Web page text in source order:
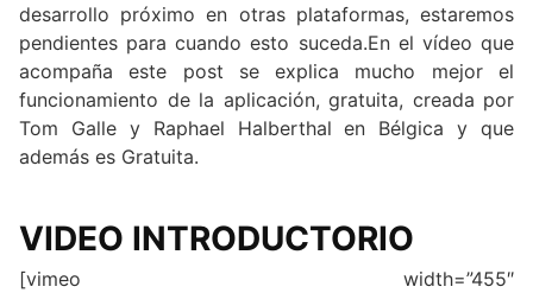
desarrollo próximo en otras plataformas, estaremos
pendientes para cuando esto suceda.En el vídeo que
acompaña este post se explica mucho mejor el
funcionamiento de la aplicación, gratuita, creada por
Tom Galle y Raphael Halberthal en Bélgica y que
además es Gratuita.
VIDEO INTRODUCTORIO
[vimeo width=”455″